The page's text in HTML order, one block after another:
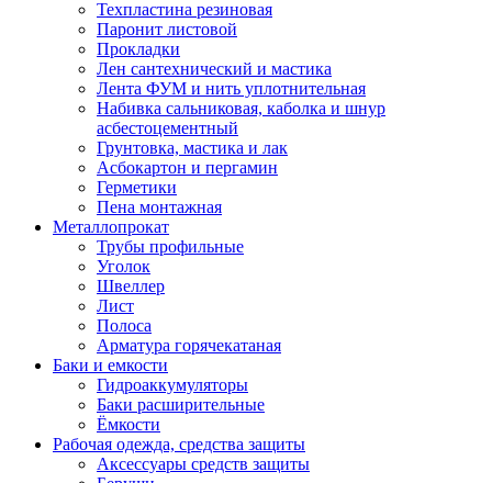
Техпластина резиновая
Паронит листовой
Прокладки
Лен сантехнический и мастика
Лента ФУМ и нить уплотнительная
Набивка сальниковая, каболка и шнур
асбестоцементный
Грунтовка, мастика и лак
Асбокартон и пергамин
Герметики
Пена монтажная
Металлопрокат
Трубы профильные
Уголок
Швеллер
Лист
Полоса
Арматура горячекатаная
Баки и емкости
Гидроаккумуляторы
Баки расширительные
Ёмкости
Рабочая одежда, средства защиты
Аксессуары средств защиты